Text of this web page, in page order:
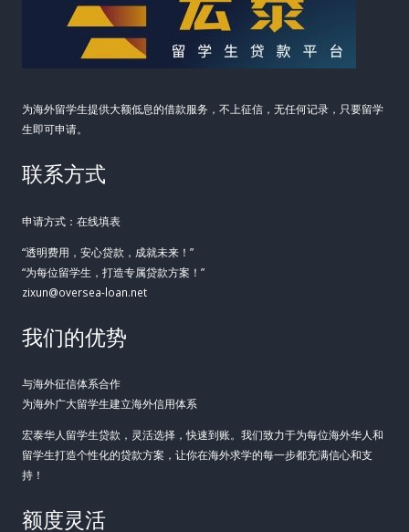
为海外留学生提供大额低息的借款服务，不上征信，无任何记录，只要留学
生即可申请。
联系方式
申请方式：在线填表
“透明费用，安心贷款，成就未来！”
“为每位留学生，打造专属贷款方案！”
zixun@oversea-loan.net
我们的优势
与海外征信体系合作
为海外广大留学生建立海外信用体系
宏泰华人留学生贷款，灵活选择，快速到账。我们致力于为每位海外华人和
留学生打造个性化的贷款方案，让你在海外求学的每一步都充满信心和支
持！
额度灵活